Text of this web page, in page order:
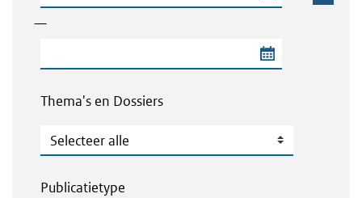
—
Thema's en Dossiers
Thema's en Dossiers
Publicatietype